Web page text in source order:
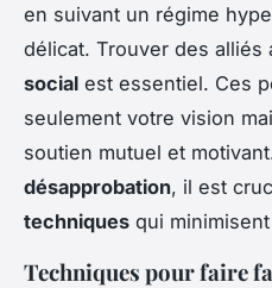
en suivant un régime
délicat. Trouver des alliés
social est essentiel. Ces
seulement votre vision
soutien mutuel et
désapprobation, il est
techniques qui
Techniques pour faire